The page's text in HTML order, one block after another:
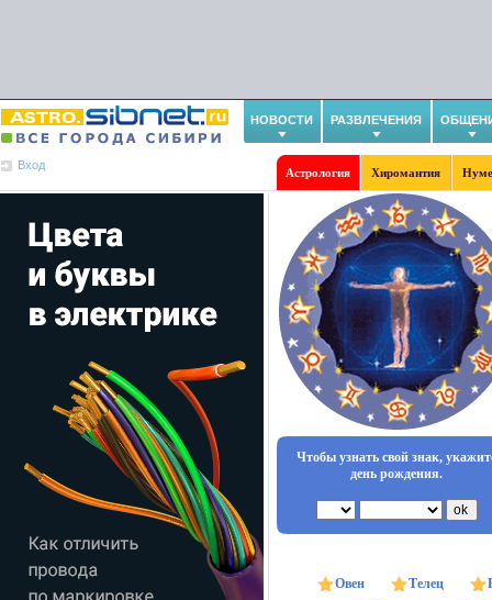
НОВОСТИ РАЗВЛЕЧЕНИЯ
Вход
Астрология Хиромантия
Чтобы узнать свой знак,
день рождения.
Овен Телец